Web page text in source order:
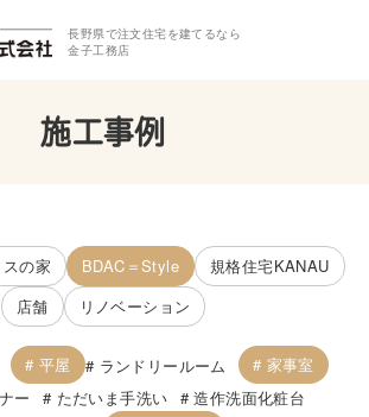
長野県で注文住宅を建てるなら
金子工務店
施工事例
の家 BDAC＝Style
規格住宅KANAU
店舗
リノベーション
平屋 ランドリールーム
家事室
ー
ただいま手洗い
造作洗面化粧台